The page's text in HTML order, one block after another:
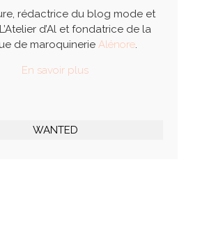
rédactrice du blog mode et
d’Al et fondatrice de la
de maroquinerieAlénore.
En savoir plus
WANTED